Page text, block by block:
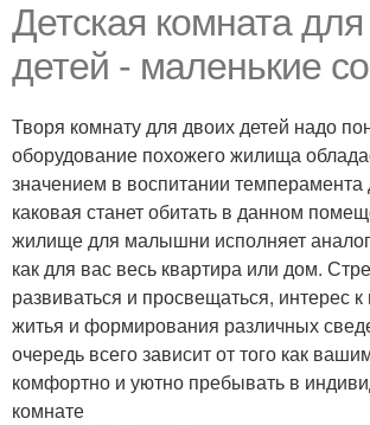
Детская комната
детей - маленькие
Творя комнату для двоих детей надо
оборудование похожего жилища
значением в воспитании темперамента
каковая станет обитать в данном
жилище для малышни исполняет
как для вас весь квартира или дом.
развиваться и просвещаться, интерес
житья и формирования различных
очередь всего зависит от того как
комфортно и уютно пребывать в
комнате